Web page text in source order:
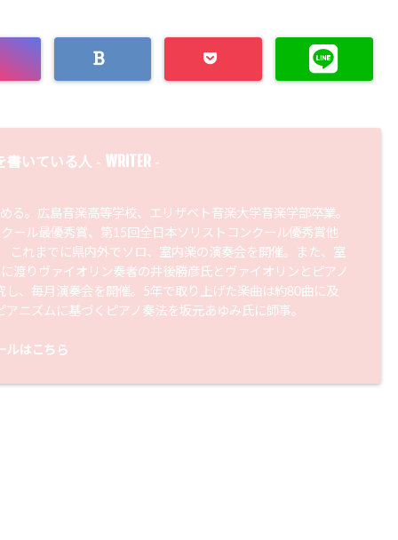
書いている人 - WRITER -
る。広島音楽高等学校、エリザベト音楽大学音楽学部卒業。
ール最優秀賞、第15回全日本ソリストコンクール優秀賞他
これまでに県内外でソロ、室内楽の演奏会を開催。また、室
渡りヴァイオリン奏者の井後勝彦氏とヴァイオリンとピアノ
し、毎月演奏会を開催。5年で取り上げた楽曲は約80曲に及
アニズムに基づくピアノ奏法を坂元あゆみ氏に師事。
ルはこちら